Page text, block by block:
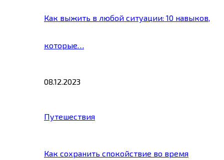
Как выжить в любой ситуации: 10 навыков,
которые…
08.12.2023
Путешествия
Как сохранить спокойствие во время